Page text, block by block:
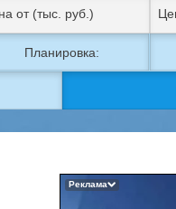
Планировка:
Реклама